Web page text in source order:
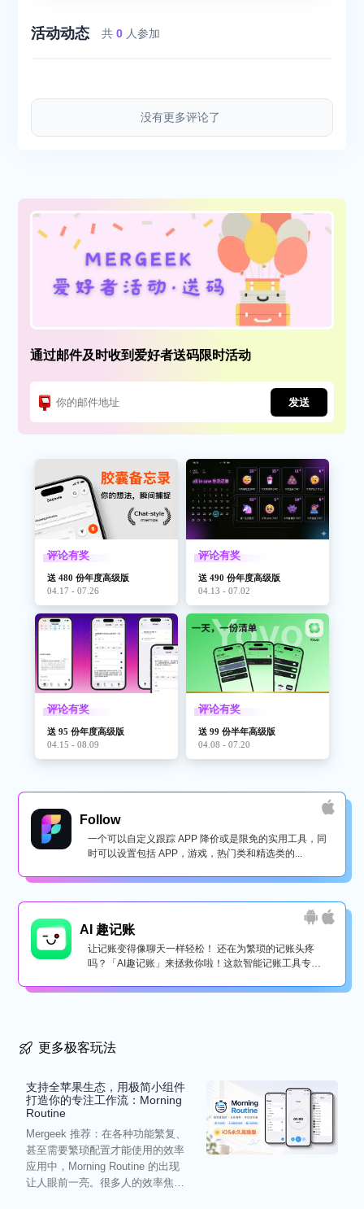
活动动态 共0 人参加
没有更多评论了
通过邮件及时收到爱好者送码限时活动
发送
评论有奖
送 480 份年度高级版
04.17 - 07.26
评论有奖
送 490 份年度高级版
04.13 - 07.02
评论有奖
送 95 份年度高级版
04.15 - 08.09
评论有奖
送 99 份半年高级版
04.08 - 07.20
Follow
一个可以自定义跟踪 APP 降价或是限免的实用工具，同
时可以设置包括 APP，游戏，热门类和精选类的...
AI 趣记账
让记账变得像聊天一样轻松！ 还在为繁琐的记账头疼
吗？「AI趣记账」来拯救你啦！这款智能记账工具专为
更多极客玩法
支持全苹果生态，用极简小组件
打造你的专注工作流：Morning
Routine
Mergeek 推荐：在各种功能繁复、
甚至需要繁琐配置才能使用的效率
应用中，Morning Routine 的出现
让人眼前一亮。很多人的效率焦